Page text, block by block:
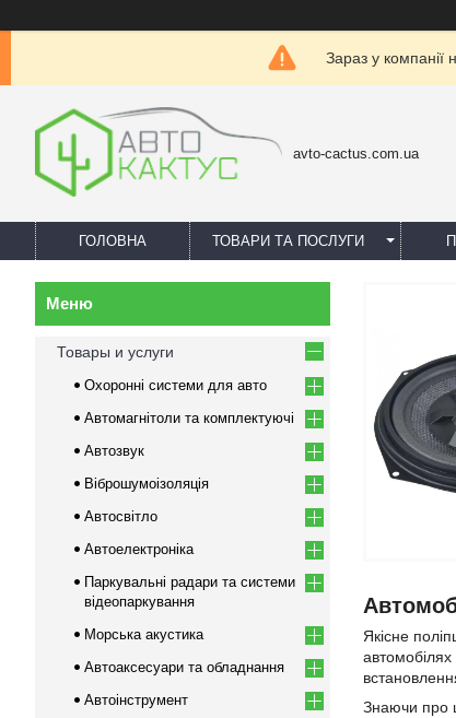
Зараз у компанії
avto-cactus.com.ua
ГОЛОВНА ТОВАРИ ТА ПОСЛУГИ
Якісне
Знаючи про
Товары и услуги
Охоронні системи для авто
Автомагнітоли та комплектуючі
Автозвук
Віброшумоізоляція
Автосвітло
Автоелектроніка
Паркувальні радари та системи
відеопаркування
Морська акустика
Автоаксесуари та обладнання
Автоінструмент